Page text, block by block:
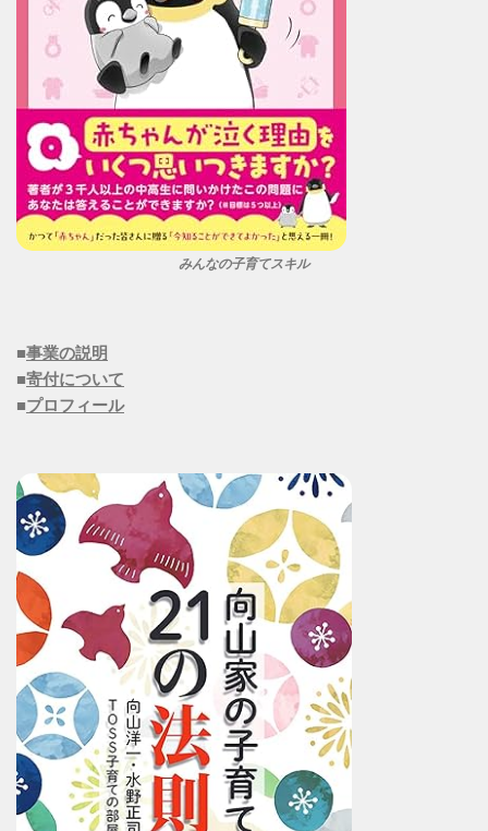
みんなの子育てスキル
■事業の説明
■寄付について
■プロフィール